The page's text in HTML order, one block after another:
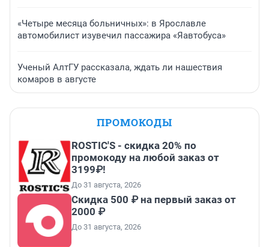
«Четыре месяца больничных»: в Ярославле
автомобилист изувечил пассажира «Яавтобуса»
Ученый АлтГУ рассказала, ждать ли нашествия
комаров в августе
ПРОМОКОДЫ
ROSTIC'S - скидка 20% по
промокоду на любой заказ от
3199₽!
До 31 августа, 2026
Скидка 500 ₽ на первый заказ от
2000 ₽
До 31 августа, 2026